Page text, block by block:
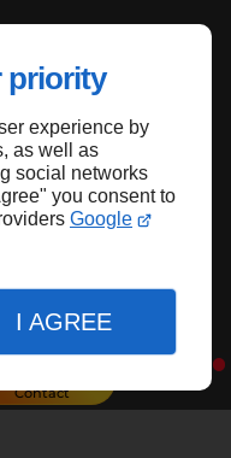
priority
experience by
as well as
social networks
you consent to
Google
I AGREE
Contact